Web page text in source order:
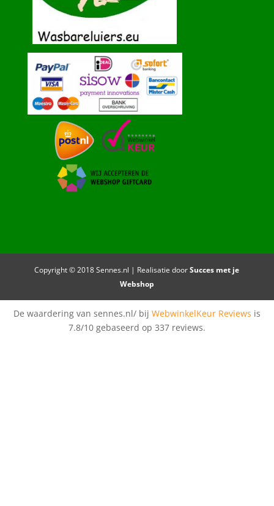
Copyright © 2018 Sennes.nl | Realisatie doorSucces met je
Webshop
De waardering van sennes.nl/ bij WebwinkelKeur Reviews is
7.8/10 gebaseerd op 337 reviews.